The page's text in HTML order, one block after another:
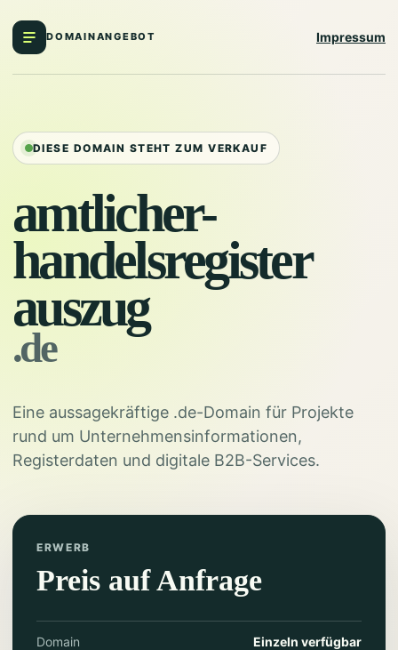
DOMAINANGEBOT Impressum
DIESE DOMAIN STEHT ZUM VERKAUF
amtlicher-
handelsregister
auszug
.de
Eine aussagekräftige .de-Domain für Projekte
rund um Unternehmensinformationen,
Registerdaten und digitale B2B-Services.
ERWERB
Preis auf Anfrage
Domain Einzeln verfügbar